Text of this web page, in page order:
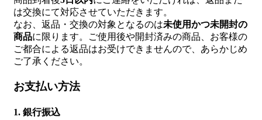
は交換にて対応させていただきます。
なお、返品・交換の対象となるのは未使用かつ未開封の
商品に限ります。ご使用後や開封済みの商品、お客様の
ご都合による返品はお受けできませんので、あらかじめ
ご了承ください。
お支払い方法
1. 銀行振込